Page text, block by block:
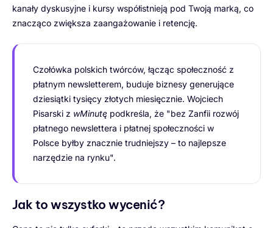
kanały dyskusyjne i kursy współistnieją pod Twoją marką, co
znacząco zwiększa zaangażowanie i retencję.
Czołówka polskich twórców, łącząc społeczność z
płatnym newsletterem, buduje biznesy generujące
dziesiątki tysięcy złotych miesięcznie. Wojciech
Pisarski z wMinutę podkreśla, że "bez Zanfii rozwój
płatnego newslettera i płatnej społeczności w
Polsce byłby znacznie trudniejszy – to najlepsze
narzędzie na rynku".
Jak to wszystko wycenić?